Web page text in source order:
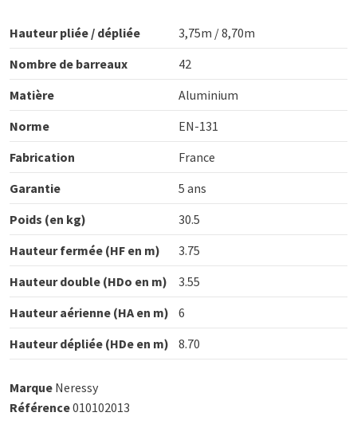
Hauteur pliée / dépliée
3,75m / 8,70m
Nombre de barreaux
42
Matière
Aluminium
Norme
EN-131
Fabrication
France
Garantie
5 ans
Poids (en kg)
30.5
Hauteur fermée (HF en m)
3.75
Hauteur double (HDo en m)
3.55
Hauteur aérienne (HA en m)
6
Hauteur dépliée (HDe en m)
8.70
Marque Neressy
Référence010102013